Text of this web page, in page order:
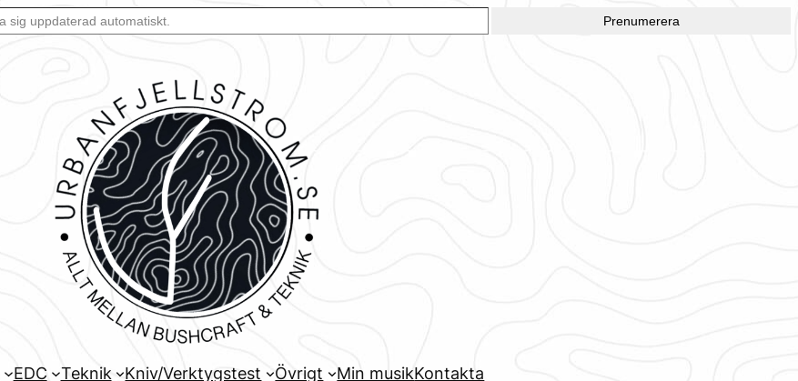
Prenumerera
EDC Teknik Kniv/Verktygstest Övrigt Min musikKontakta